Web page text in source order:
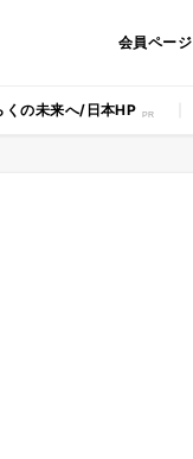
会員ページ
くの未来へ/日本HP